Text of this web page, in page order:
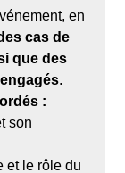
en
cas de
que des
.
:
son
et le rôle du